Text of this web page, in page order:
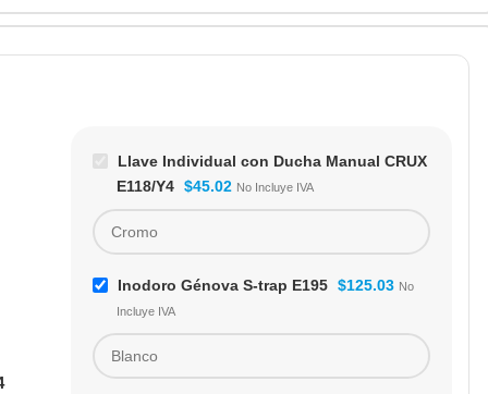
Lavabo Angelina E232
Llave Individual con Ducha Manual CRUX
E118/Y4 $45.02 No Incluye IVA
Inodoro Génova S-trap E195 $125.03 No
Incluye IVA